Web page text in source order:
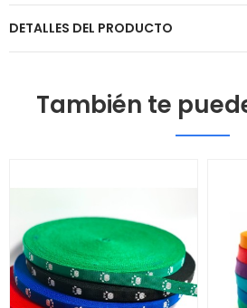
DETALLES DEL PRODUCTO
También te